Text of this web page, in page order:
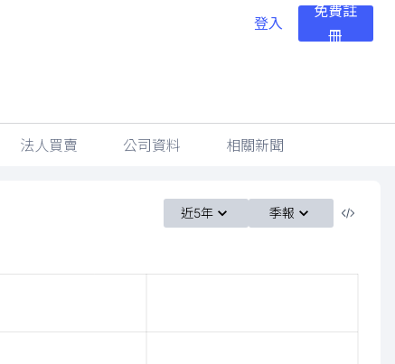
登入
免費註
冊
法人買賣 公司資料 相關新聞
近5年 季報